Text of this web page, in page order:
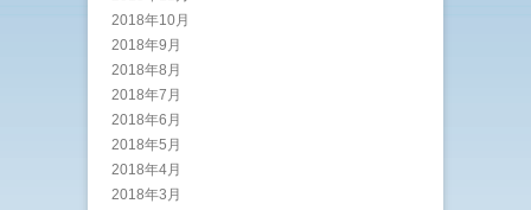
2018年10月
2018年9月
2018年8月
2018年7月
2018年6月
2018年5月
2018年4月
2018年3月